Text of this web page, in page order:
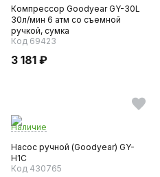
Компрессор Goodyear GY-30L
30л/мин 6 атм со съемной
ручкой, сумка
Код 69423
3 181 ₽
Наличие
Насос ручной (Goodyear) GY-
H1C
Код 430765